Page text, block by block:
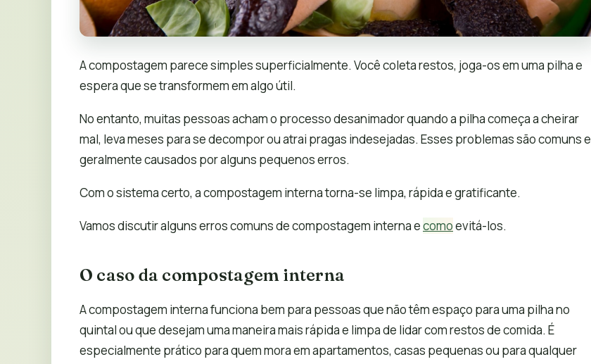
A compostagem parece simples superficialmente. Você coleta restos, joga-os em uma pilha e
espera que se transformem em algo útil.
No entanto, muitas pessoas acham o processo desanimador quando a pilha começa a cheirar
mal, leva meses para se decompor ou atrai pragas indesejadas. Esses problemas são comuns e
geralmente causados ​​por alguns pequenos erros.
Com o sistema certo, a compostagem interna torna-se limpa, rápida e gratificante.
Vamos discutir alguns erros comuns de compostagem interna ecomoevitá-los.
O caso da compostagem interna
A compostagem interna funciona bem para pessoas que não têm espaço para uma pilha no
quintal ou que desejam uma maneira mais rápida e limpa de lidar com restos de comida. É
especialmente prático para quem mora em apartamentos, casas pequenas ou para qualquer